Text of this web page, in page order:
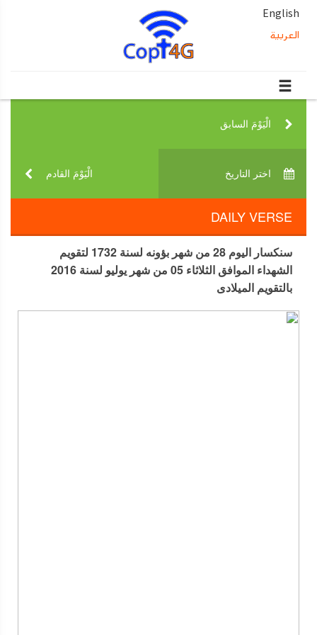
English
العربية
الْيَوْمَ السابق‎
الْيَوْمَ القادم‎ اختر التاريخ‎
DAILY VERSE
سنكسار اليوم 28 من شهر بؤونه لسنة 1732 لتقويم
الشهداء الموافق الثلاثاء 05 من شهر يوليو لسنة 2016
بالتقويم الميلادى